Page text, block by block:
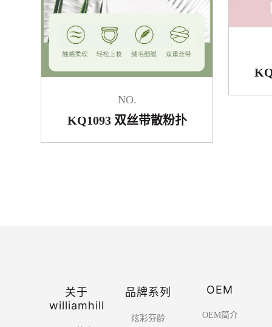
NO.
KQ1093 双丝带散粉扑
关于
williamhill
品牌系列
炫彩芬龄
OEM
OEM简介